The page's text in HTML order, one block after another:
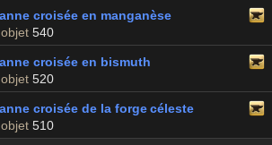
croisée en manganèse
540
croisée en bismuth
520
croisée de la forge céleste
510